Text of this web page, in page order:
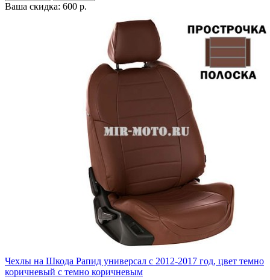
Ваша скидка: 600 р.
Чехлы на Шкода Рапид универсал с 2012-2017 год, цвет темно
коричневый с темно коричневым